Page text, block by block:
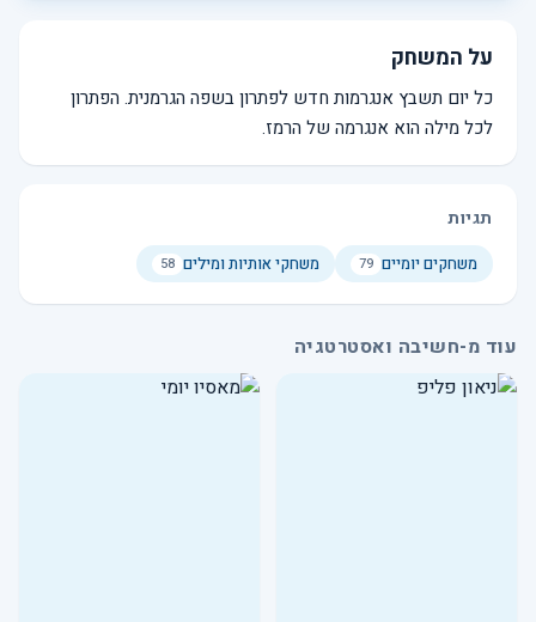
על המשחק
כל יום תשבץ אנגרמות חדש לפתרון בשפה הגרמנית. הפתרון
לכל מילה הוא אנגרמה של הרמז.
תגיות
משחקים יומיים 79 משחקי אותיות ומילים 58
עוד מ-חשיבה ואסטרטגיה